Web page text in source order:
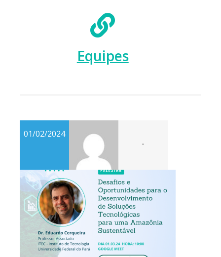
Equipes
01/02/2024
-